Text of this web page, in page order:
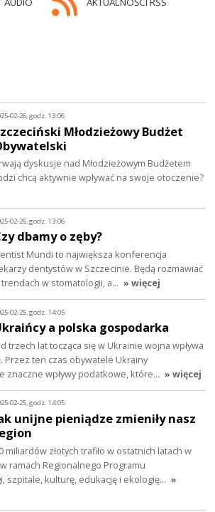
02-26, godz. 13:06
Młodzieżowy Budżet
dyskusje nad Młodzieżowym Budżetem
chcą aktywnie wpływać na swoje otoczenie?
02-26, godz. 13:06
dbamy o zęby?
Mundi to największa konferencja
dentystów w Szczecinie. Będą rozmawiać
w stomatologii, a… » więcej
02-25, godz. 14:05
a polska gospodarka
trzech lat tocząca się w Ukrainie wojna wpływa
Przez ten czas obywatele Ukrainy
znaczne wpływy podatkowe, które… » więcej
02-25, godz. 14:05
unijne pieniądze zmieniły nasz
miliardów złotych trafiło w ostatnich latach w
ramach Regionalnego Programu
szpitale, kulturę, edukację i ekologię… »